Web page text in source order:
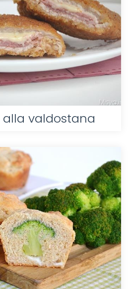
valdostana